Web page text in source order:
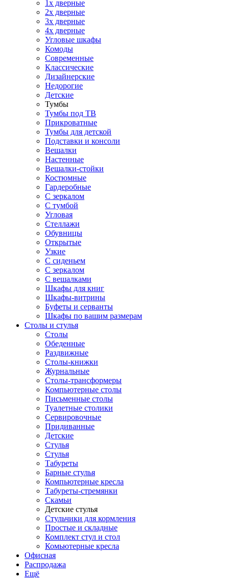
1х дверные
2х дверные
3х дверные
4х дверные
Угловые шкафы
Комоды
Современные
Классические
Дизайнерские
Недорогие
Детские
Тумбы
Тумбы под ТВ
Прикроватные
Тумбы для детской
Подставки и консоли
Вешалки
Настенные
Вешалки-стойки
Костюмные
Гардеробные
С зеркалом
С тумбой
Угловая
Стеллажи
Обувницы
Открытые
Узкие
С сиденьем
С зеркалом
С вешалками
Шкафы для книг
Шкафы-витрины
Буфеты и серванты
Шкафы по вашим размерам
Столы и стулья
Столы
Обеденные
Раздвижные
Столы-книжки
Журнальные
Столы-трансформеры
Компьютерные столы
Письменные столы
Туалетные столики
Сервировочные
Придиванные
Детские
Стулья
Стулья
Табуреты
Барные стулья
Компьютерные кресла
Табуреты-стремянки
Скамьи
Детские стулья
Стульчики для кормления
Простые и складные
Комплект стул и стол
Комьютерные кресла
Офисная
Распродажа
Eщё